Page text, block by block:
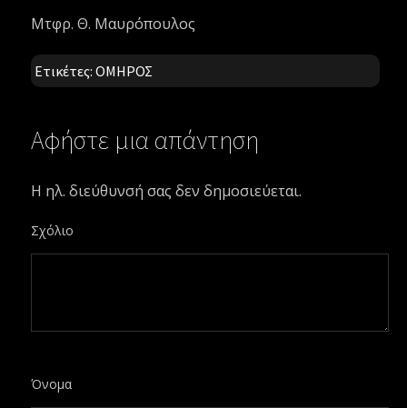
Μτφρ. Θ. Μαυρόπουλος
Ετικέτες:ΟΜΗΡΟΣ
Αφήστε μια απάντηση
Η ηλ. διεύθυνσή σας δεν δημοσιεύεται.
Σχόλιο
Όνομα